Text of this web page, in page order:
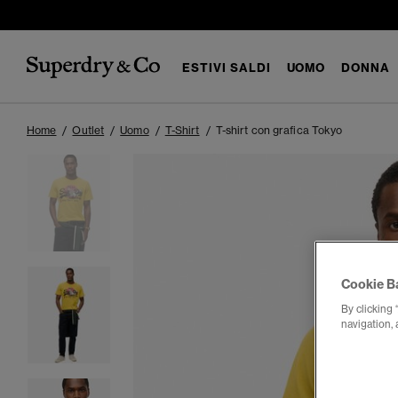
ESTIVI SALDI UOMO DONNA
Home Outlet Uomo T-Shirt T-shirt con grafica Tokyo
Cookie
By clicking
navigation,